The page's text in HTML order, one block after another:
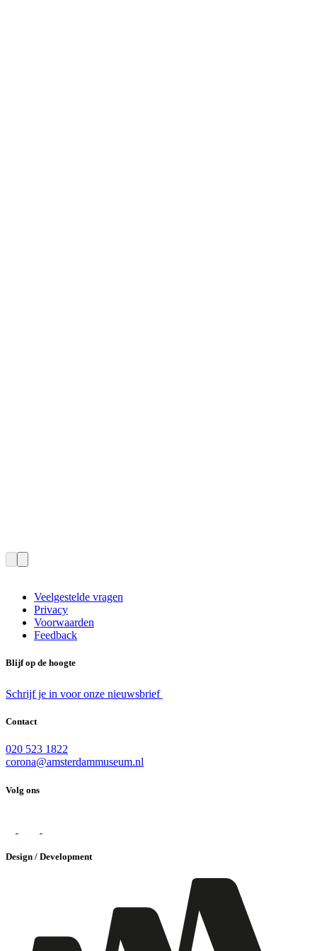
Veelgestelde vragen
Privacy
Voorwaarden
Feedback
Blijf op de hoogte
Schrijf je in voor onze nieuwsbrief
Contact
020 523 1822
corona@amsterdammuseum.nl
Volg ons
Design / Development